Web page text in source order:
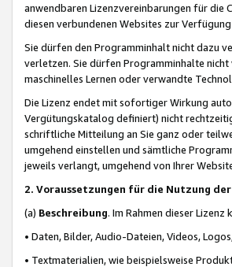
anwendbaren Lizenzvereinbarungen für die
diesen verbundenen Websites zur
Sie dürfen den Programminhalt nicht dazu
verletzen. Sie dürfen Programminhalte
maschinelles Lernen oder verwandte
Die Lizenz endet mit sofortiger Wirkung
Vergütungskatalog definiert) nicht
schriftliche Mitteilung an Sie ganz oder
umgehend einstellen und sämtliche
jeweils verlangt, umgehend von Ihrer
2. Voraussetzungen für die Nutzung der
(a) Beschreibung. Im Rahmen dieser
• Daten, Bilder, Audio-Dateien, Videos,
• Textmaterialien, wie beispielsweise